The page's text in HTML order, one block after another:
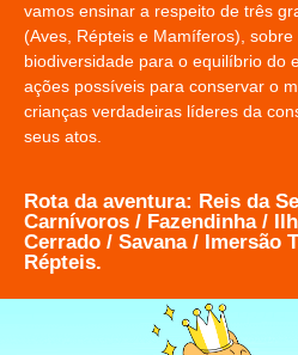
vamos ensinar a respeito de três
(Aves, Répteis e Mamíferos),
biodiversidade para o equilíbrio do
ações possíveis para conservar o
crianças verdadeiras líderes da
seus atos.
Rota da aventura: Reis da
Carnívoros / Fazendinha /
Cerrado / Savana / Imersão
Répteis.